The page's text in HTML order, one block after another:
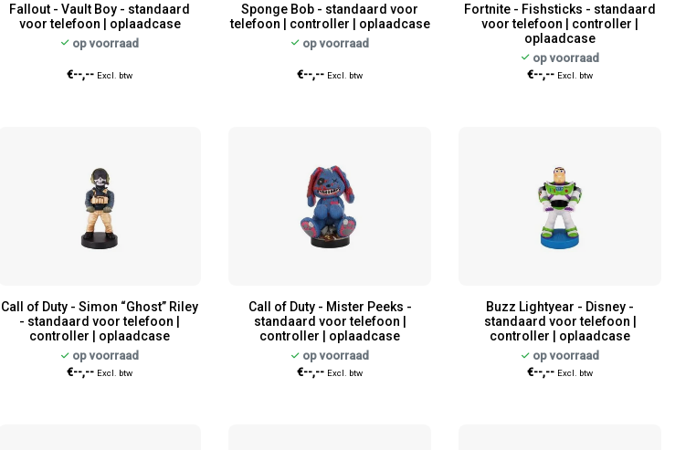
Fallout - Vault Boy - standaard
voor telefoon | oplaadcase
op voorraad
€--,-- Excl. btw
Sponge Bob - standaard voor
telefoon | controller | oplaadcase
op voorraad
€--,-- Excl. btw
Fortnite - Fishsticks - standaard
voor telefoon | controller |
oplaadcase
op voorraad
€--,-- Excl. btw
Call of Duty - Simon “Ghost” Riley
- standaard voor telefoon |
controller | oplaadcase
op voorraad
€--,-- Excl. btw
Call of Duty - Mister Peeks -
standaard voor telefoon |
controller | oplaadcase
op voorraad
€--,-- Excl. btw
Buzz Lightyear - Disney -
standaard voor telefoon |
controller | oplaadcase
op voorraad
€--,-- Excl. btw